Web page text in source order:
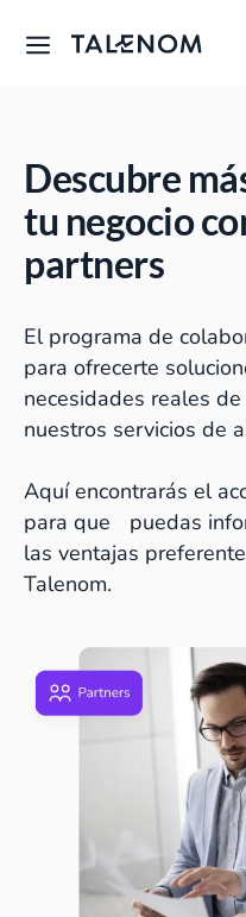
Descubre
tu negocio
partners
El programa de
para ofrecerte
necesidades reales
nuestros servicios de
Aquí encontrarás el
para que puedas
las ventajas
Talenom.